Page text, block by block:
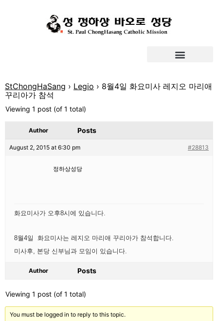
StChongHaSang › Legio › 8월4일 화요미사 레지오 마리애
꾸리아가 참석
Viewing 1 post (of 1 total)
Author Posts
August 2, 2015 at 6:30 pm #28813
정하상성당
화요미사가 오후8시에 있습니다.
8월4일 화요미사는 레지오 마리애 꾸리아가 참석합니다.
미사후, 본당 신부님과 모임이 있습니다.
Author Posts
Viewing 1 post (of 1 total)
You must be logged in to reply to this topic.